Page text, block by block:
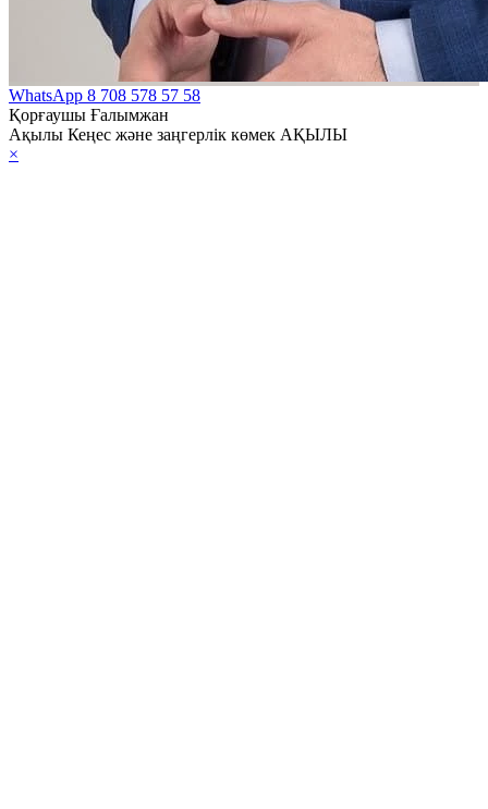
WhatsApp 8 708 578 57 58
Қорғаушы Ғалымжан
Ақылы Кеңес және заңгерлік көмек АҚЫЛЫ
×